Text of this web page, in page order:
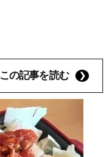
この記事を読む